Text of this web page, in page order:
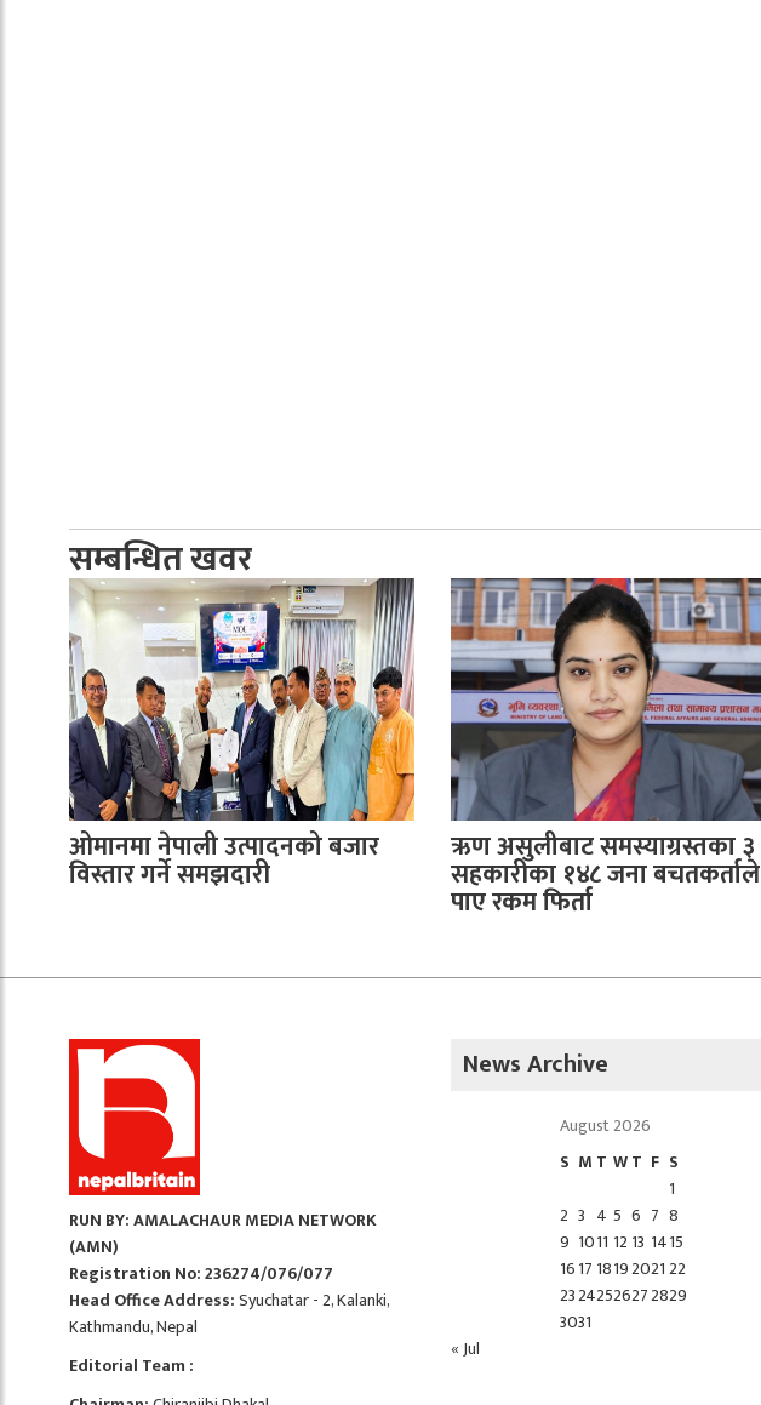
सम्बन्धित खवर
ओमानमा नेपाली उत्पादनको बजार
विस्तार गर्ने समझदारी
ऋण असुलीबाट समस्याग्रस्तका ३
सहकारीका १४८ जना बचतकर्ताले
पाए रकम फिर्ता
RUN BY: AMALACHAUR MEDIA NETWORK
(AMN)
Registration No: 236274/076/077
Head Office Address:Syuchatar - 2, Kalanki,
Kathmandu, Nepal
Editorial Team :
News Archive
August 2026
S M T WT F S
1
2 3 4 5 6 7 8
9 1011 12 13 1415
1617 1819202122
23242526272829
3031
« Jul